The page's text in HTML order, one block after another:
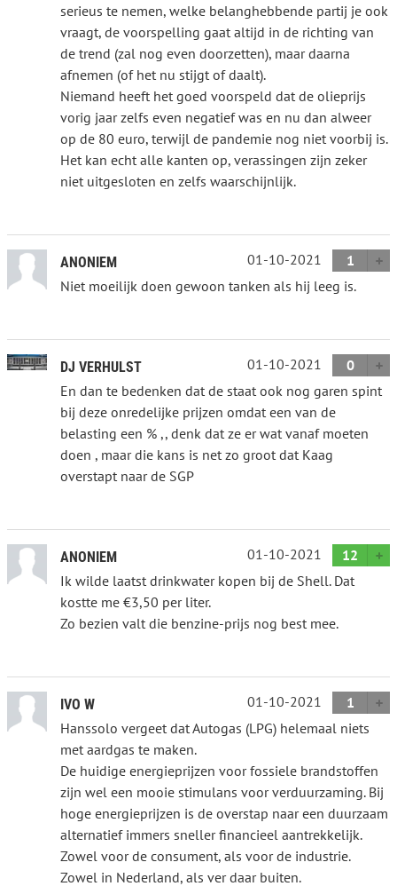
serieus te nemen, welke belanghebbende partij je ook
vraagt, de voorspelling gaat altijd in de richting van
de trend (zal nog even doorzetten), maar daarna
afnemen (of het nu stijgt of daalt).
Niemand heeft het goed voorspeld dat de olieprijs
vorig jaar zelfs even negatief was en nu dan alweer
op de 80 euro, terwijl de pandemie nog niet voorbij is.
Het kan echt alle kanten op, verassingen zijn zeker
niet uitgesloten en zelfs waarschijnlijk.
ANONIEM 01-10-2021
1
Niet moeilijk doen gewoon tanken als hij leeg is.
DJ VERHULST 01-10-2021
0
En dan te bedenken dat de staat ook nog garen spint
bij deze onredelijke prijzen omdat een van de
belasting een % ,, denk dat ze er wat vanaf moeten
doen , maar die kans is net zo groot dat Kaag
overstapt naar de SGP
ANONIEM 01-10-2021
12
Ik wilde laatst drinkwater kopen bij de Shell. Dat
kostte me €3,50 per liter.
Zo bezien valt die benzine-prijs nog best mee.
IVO W 01-10-2021
1
Hanssolo vergeet dat Autogas (LPG) helemaal niets
met aardgas te maken.
De huidige energieprijzen voor fossiele brandstoffen
zijn wel een mooie stimulans voor verduurzaming. Bij
hoge energieprijzen is de overstap naar een duurzaam
alternatief immers sneller financieel aantrekkelijk.
Zowel voor de consument, als voor de industrie.
Zowel in Nederland, als ver daar buiten.